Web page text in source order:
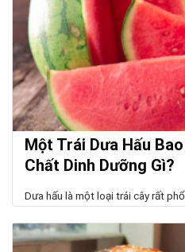
Một Trái Dưa Hấu
Chất Dinh Dưỡng Gì?
Dưa hấu là một loại trái cây rất